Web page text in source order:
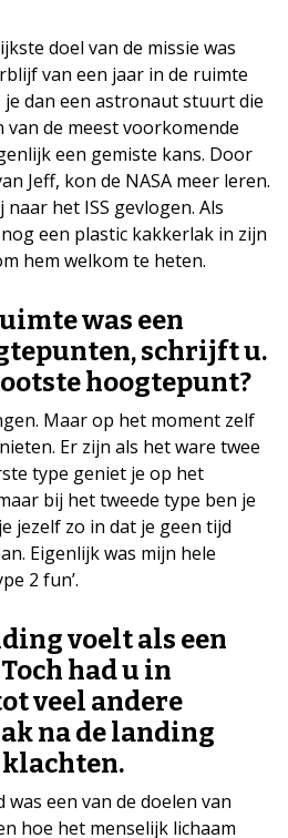
doel van de missie was
van een jaar in de ruimte
je dan een astronaut stuurt die
van de meest voorkomende
een gemiste kans. Door
Jeff, kon de NASA meer leren.
het ISS gevlogen. Als
een plastic kakkerlak in zijn
hem welkom te heten.
was een
schrijft u.
hoogtepunt?
Maar op het moment zelf
Er zijn als het ware twee
type geniet je op het
bij het tweede type ben je
jezelf zo in dat je geen tijd
Eigenlijk was mijn hele
2 fun’.
voelt als een
had u in
veel andere
na de landing
een van de doelen van
hoe het menselijk lichaam